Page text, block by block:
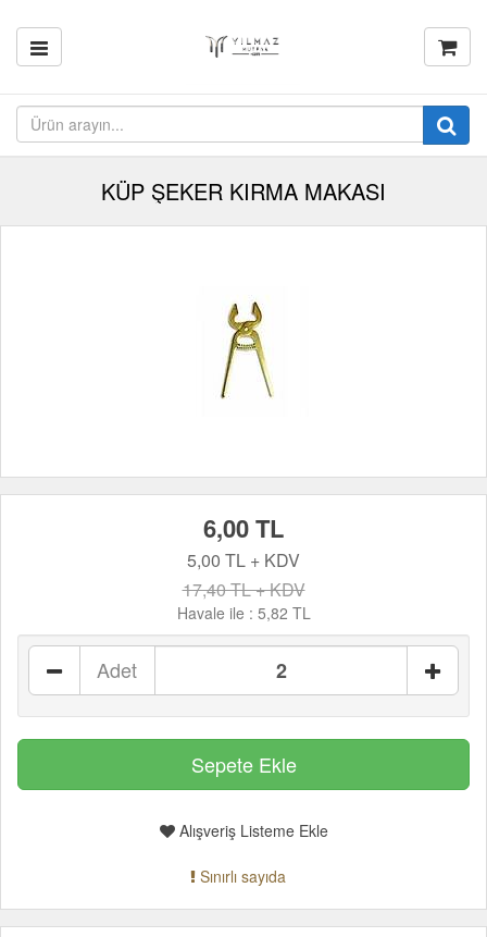
KÜP ŞEKER KIRMA MAKASI
6,00 TL
5,00 TL + KDV
17,40 TL + KDV
Havale ile : 5,82 TL
Adet
Alışveriş Listeme Ekle
Sınırlı sayıda